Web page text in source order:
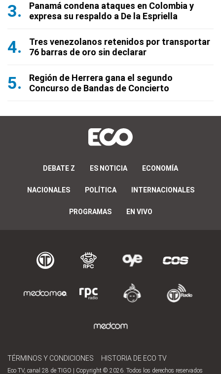
Panamá condena ataques en Colombia y
expresa su respaldo a De la Espriella
Tres venezolanos retenidos por transportar
76 barras de oro sin declarar
Región de Herrera gana el segundo
Concurso de Bandas de Concierto
DEBATE Z ES NOTICIA ECONOMÍA
NACIONALES POLÍTICA INTERNACIONALES
PROGRAMAS EN VIVO
TÉRMINOS Y CONDICIONES HISTORIA DE ECO TV
Eco TV, canal 28 de TIGO | Copyright © 2026. Todos los derechos reservados